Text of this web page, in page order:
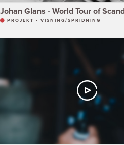
PROJEKT - VISNING/SPRIDNING